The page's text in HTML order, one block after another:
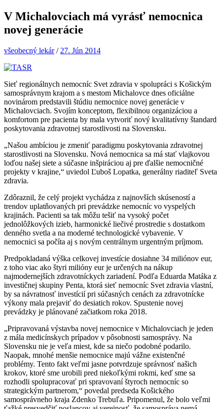
V Michalovciach má vyrásť nemocnica
novej generácie
všeobecný lekár/ 27. Jún 2014
Sieť regionálnych nemocníc Svet zdravia v spolupráci s Košickým
samosprávnym krajom a s mestom Michalovce dnes oficiálne
novinárom predstavili štúdiu nemocnice novej generácie v
Michalovciach. Svojím konceptom, flexibilnou organizáciou a
komfortom pre pacienta by mala vytvoriť nový kvalitatívny štandard
poskytovania zdravotnej starostlivosti na Slovensku.
„Našou ambíciou je zmeniť paradigmu poskytovania zdravotnej
starostlivosti na Slovensku. Nová nemocnica sa má stať vlajkovou
loďou našej siete a súčasne inšpiráciou aj pre ďalšie nemocničné
projekty v krajine,“ uviedol Ľuboš Lopatka, generálny riaditeľ Sveta
zdravia.
Zdôraznil, že celý projekt vychádza z najnovších skúseností a
trendov uplatňovaných pri prevádzke nemocníc vo vyspelých
krajinách. Pacienti sa tak môžu tešiť na vysoký počet
jednolôžkových izieb, harmonické liečivé prostredie s dostatkom
denného svetla a na moderné technologické vybavenie. V
nemocnici sa počíta aj s novým centrálnym urgentným príjmom.
Predpokladaná výška celkovej investície dosiahne 34 miliónov eur,
z toho viac ako štyri milióny eur je určených na nákup
najmodernejších zdravotníckych zariadení. Podľa Eduarda Matáka z
investičnej skupiny Penta, ktorá sieť nemocníc Svet zdravia vlastní,
by sa návratnosť investícií pri súčasných cenách za zdravotnícke
výkony mala prejaviť do desiatich rokov. Spustenie novej
prevádzky je plánované začiatkom roka 2018.
„Pripravovaná výstavba novej nemocnice v Michalovciach je jeden
z mála medicínskych prípadov v pôsobnosti samosprávy. Na
Slovensku nie je veľa miest, kde sa niečo podobné podarilo.
Naopak, mnohé menšie nemocnice majú vážne existenčné
problémy. Tento fakt veľmi jasne potvrdzuje správnosť našich
krokov, ktoré sme urobili pred niekoľkými rokmi, keď sme sa
rozhodli spolupracovať pri spravovaní štyroch nemocníc so
strategickým partnerom,“ povedal predseda Košického
samosprávneho kraja Zdenko Trebuľa. Pripomenul, že bolo veľmi